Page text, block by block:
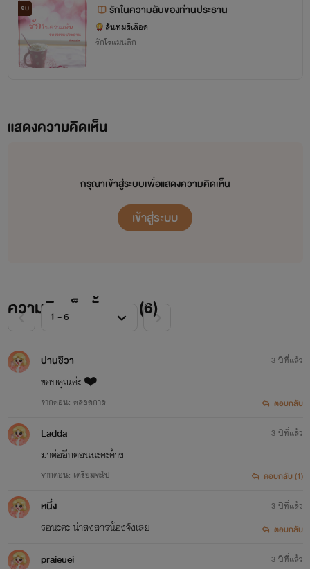
จบ รักในความลับของท่านประธาน
ลั่นทมสีเลือด
รักโรแมนติก
แสดงความคิดเห็น
กรุณาเข้าสู่ระบบเพื่อแสดงความคิดเห็น
เข้าสู่ระบบ
ความคิดเห็นทั้งหมด (6)
ปานชีวา
ขอบคุณค่ะ ❤️
จากตอน: ตลอดกาล
3 ปีที่แล้ว
ตอบกลับ
Ladda
มาต่ออีกตอนนะคะค้าง
จากตอน: เตรียมจะไป
3 ปีที่แล้ว
ตอบกลับ (1)
หนึ่ง
รอนะคะ น่าสงสารน้องจังเลย
3 ปีที่แล้ว
ตอบกลับ
praieuei 3 ปีที่แล้ว